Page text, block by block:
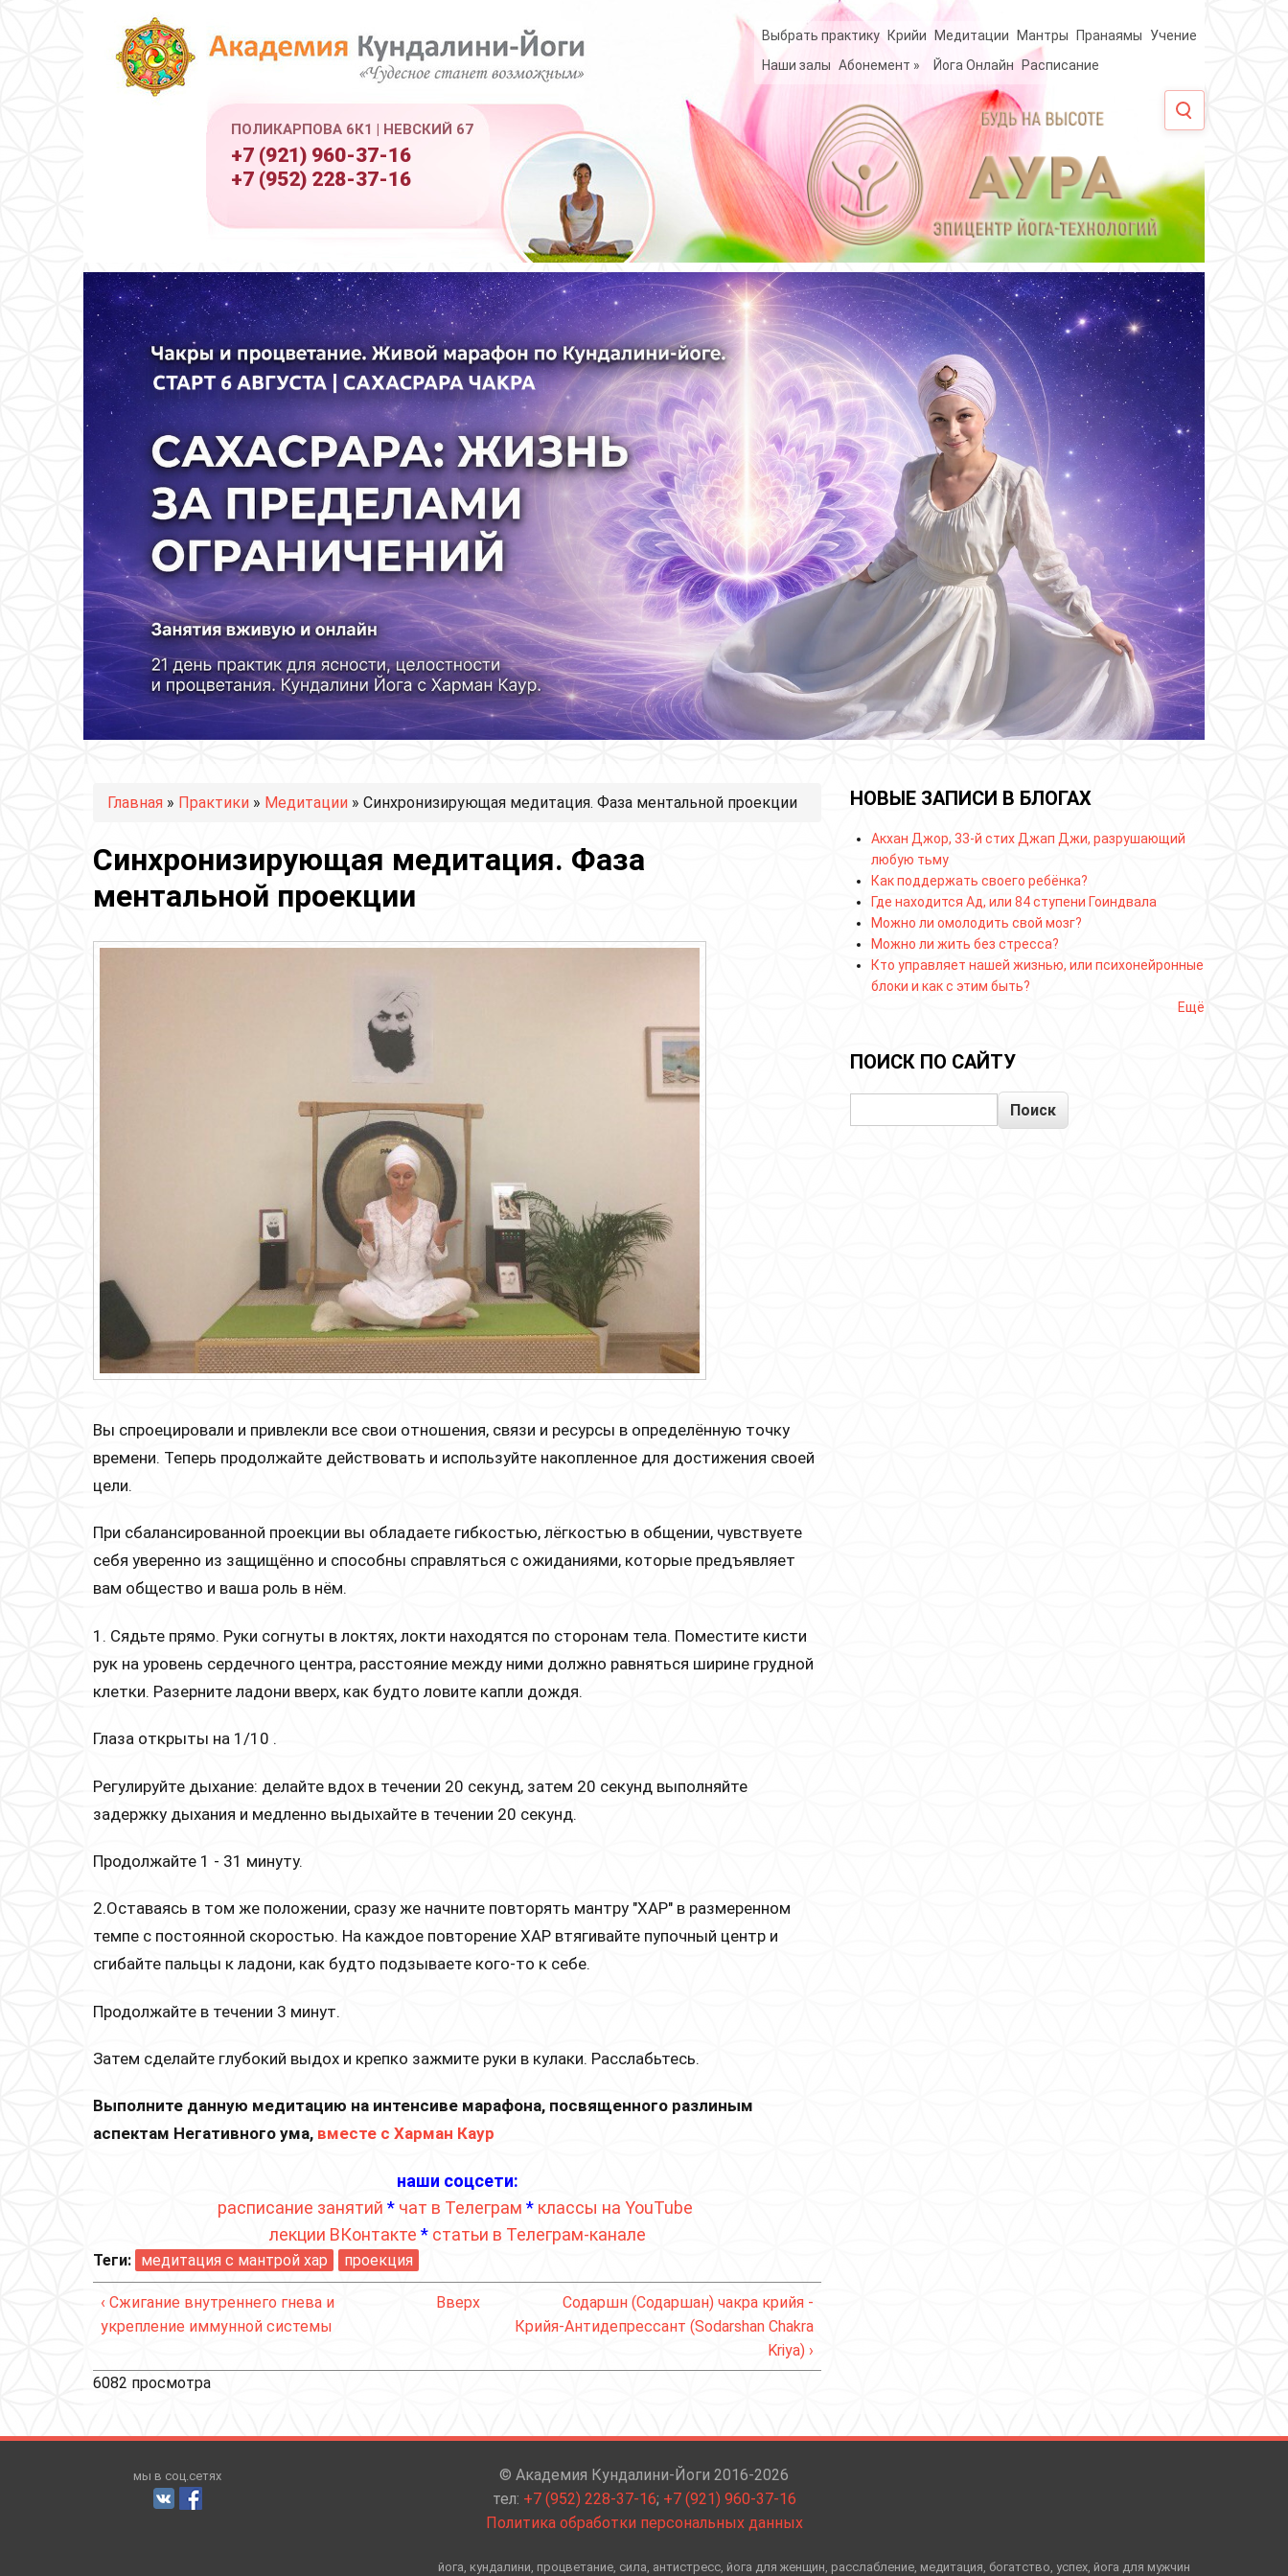
ПОЛИКАРПОВА 6К1 | НЕВСКИЙ 67
+7 (921) 960-37-16
+7 (952) 228-37-16
Выбрать практику Крийи Медитации Мантры Пранаямы
Учение
Наши залы Абонемент » Йога Онлайн Расписание
Вы здесь
Главная » Практики » Медитации » Синхронизирующая медитация. Фаза ментальной проекции
Синхронизирующая медитация. Фаза
ментальной проекции
Вы спроецировали и привлекли все свои отношения, связи и ресурсы в определённую точку
времени. Теперь продолжайте действовать и используйте накопленное для достижения своей
цели.
При сбалансированной проекции вы обладаете гибкостью, лёгкостью в общении, чувствуете
себя уверенно из защищённо и способны справляться с ожиданиями, которые предъявляет
вам общество и ваша роль в нём.
1. Сядьте прямо. Руки согнуты в локтях, локти находятся по сторонам тела. Поместите кисти
рук на уровень сердечного центра, расстояние между ними должно равняться ширине грудной
клетки. Разерните ладони вверх, как будто ловите капли дождя.
Глаза открыты на 1/10 .
Регулируйте дыхание: делайте вдох в течении 20 секунд, затем 20 секунд выполняйте
задержку дыхания и медленно выдыхайте в течении 20 секунд.
Продолжайте 1 - 31 минуту.
2.Оставаясь в том же положении, сразу же начните повторять мантру "ХАР" в размеренном
темпе с постоянной скоростью. На каждое повторение ХАР втягивайте пупочный центр и
сгибайте пальцы к ладони, как будто подзываете кого-то к себе.
Продолжайте в течении 3 минут.
Затем сделайте глубокий выдох и крепко зажмите руки в кулаки. Расслабьтесь.
Выполните данную медитацию на интенсиве марафона, посвященного разлиным
аспектам Негативного ума, вместе с Харман Каур
наши соцсети:
расписание занятий * чат в Телеграм * классы на YouTube
лекции ВКонтакте * статьи в Телеграм-канале
Теги: медитация с мантрой хар проекция
‹ Сжигание внутреннего гнева и
укрепление иммунной системы
Вверх
Содаршн (Содаршан) чакра крийя -
Крийя-Антидепрессант (Sodarshan Chakra
Kriya) ›
6082 просмотра
НОВЫЕ ЗАПИСИ В БЛОГАХ
Акхан Джор, 33-й стих Джап Джи, разрушающий
любую тьму
Как поддержать своего ребёнка?
Где находится Ад, или 84 ступени Гоиндвала
Можно ли омолодить свой мозг?
Можно ли жить без стресса?
Кто управляет нашей жизнью, или психонейронные
блоки и как с этим быть?
Ещё
ПОИСК ПО САЙТУ
мы в соц.сетях
© Академия Кундалини-Йоги 2016-2026
тел: +7 (952) 228-37-16; +7 (921) 960-37-16
Политика обработки персональных данных
йога, кундалини, процветание, сила, антистресс, йога для женщин, расслабление, медитация, богатство, успех, йога для мужчин